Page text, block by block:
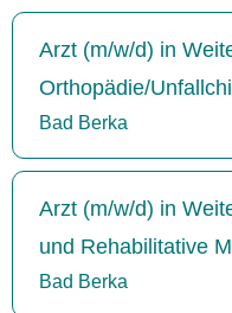
Arzt (m/w/d) in
Orthopädie/
Bad Berka
Arzt (m/w/d) in
und Rehabilitative
Bad Berka